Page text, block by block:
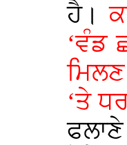
ਹੈ।
‘ਵੰਡ
‘ਤੇ